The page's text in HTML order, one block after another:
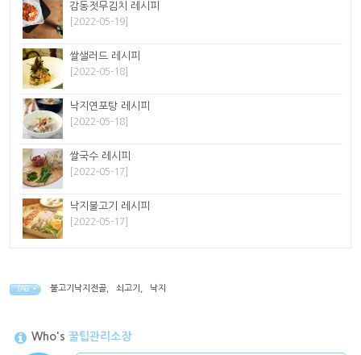
감동젓무김치 레시피
[2022-05-19]
쌀샐러드 레시피
[2022-05-18]
낙지연포탕 레시피
[2022-05-18]
쌀국수 레시피
[2022-05-17]
낙지불고기 레시피
[2022-05-17]
TAG • 불고기낙지전골 쇠고기 낙지
Who's 꿀팁관리소장